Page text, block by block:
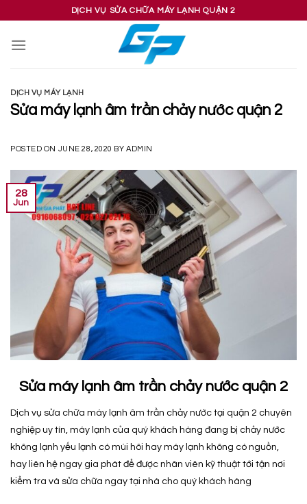
content
DỊCH VỤ SỬA CHỮA MÁY LẠNH QUẬN 2
DỊCH VỤ MÁY LẠNH
Sửa máy lạnh âm trần chảy nước quận 2
POSTED ON JUNE 28, 2020 BYADMIN
28
Jun
Sửa máy lạnh âm trần chảy nước quận 2
Dịch vụ sửa chữa máy lạnh âm trần chảy nước tại quận 2 chuyên
nghiệp uy tín, máy lạnh của quý khách hàng đang bị chảy nước
không lạnh yếu lạnh có mùi hôi hay máy lạnh không có nguồn,
hay liên hệ ngay gia phát để được nhân viên kỹ thuật tới tận nơi
kiểm tra và sửa chữa ngay tại nhà cho quý khách hàng